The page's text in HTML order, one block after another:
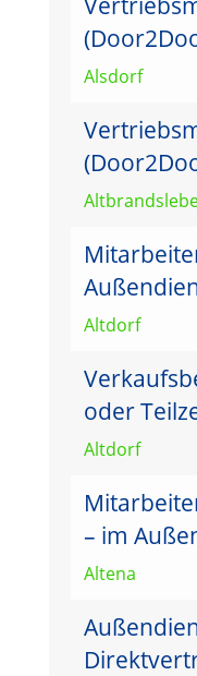
Alsdorf
Altdorf
oder
Altdorf
– im
Altena